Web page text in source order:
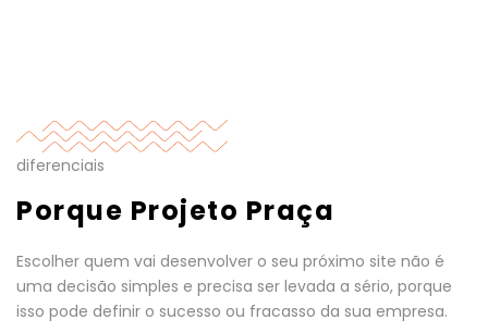
diferenciais
Porque Projeto Praça
Escolher quem vai desenvolver o seu próximo site não é
uma decisão simples e precisa ser levada a sério, porque
isso pode definir o sucesso ou fracasso da sua empresa.